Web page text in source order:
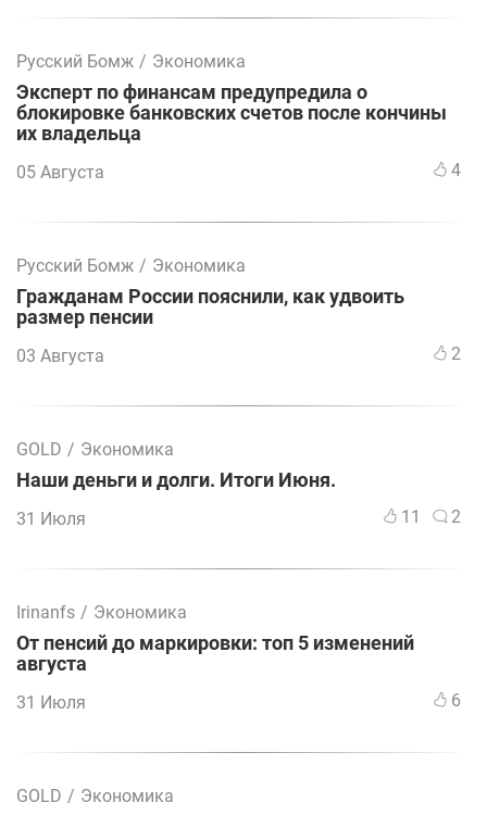
Русский Бомж / Экономика
Эксперт по финансам предупредила о
блокировке банковских счетов после кончины
их владельца
05 Августа 4
Русский Бомж / Экономика
Гражданам России пояснили, как удвоить
размер пенсии
03 Августа 2
GOLD / Экономика
Наши деньги и долги. Итоги Июня.
31 Июля 11 2
Irinanfs / Экономика
От пенсий до маркировки: топ 5 изменений
августа
31 Июля 6
GOLD / Экономика